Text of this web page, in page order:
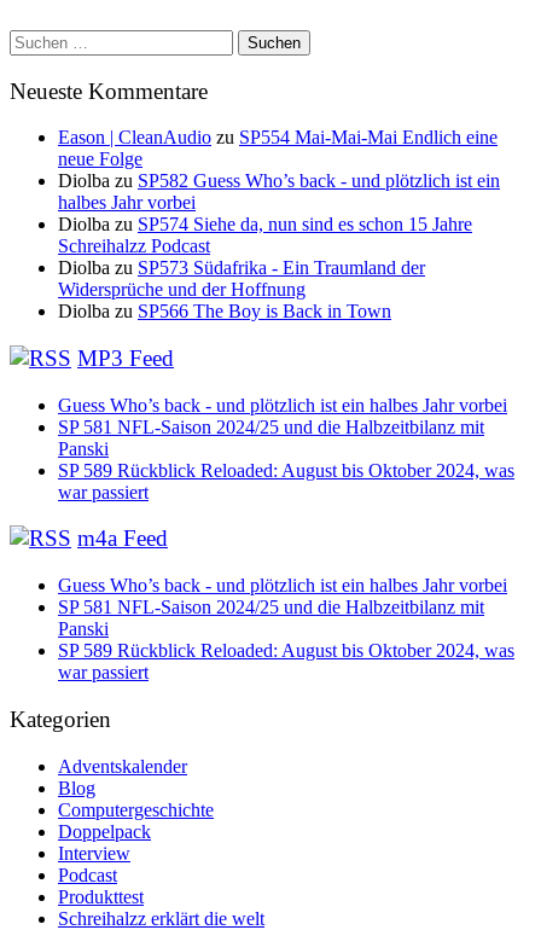
Suchen
nach:
Neueste Kommentare
Eason | CleanAudio zu SP554 Mai-Mai-Mai Endlich eine
neue Folge
Diolba zu SP582 Guess Who’s back - und plötzlich ist ein
halbes Jahr vorbei
Diolba zu SP574 Siehe da, nun sind es schon 15 Jahre
Schreihalzz Podcast
Diolba zu SP573 Südafrika - Ein Traumland der
Widersprüche und der Hoffnung
Diolba zu SP566 The Boy is Back in Town
MP3 Feed
Guess Who’s back - und plötzlich ist ein halbes Jahr vorbei
SP 581 NFL-Saison 2024/25 und die Halbzeitbilanz mit
Panski
SP 589 Rückblick Reloaded: August bis Oktober 2024, was
war passiert
m4a Feed
Guess Who’s back - und plötzlich ist ein halbes Jahr vorbei
SP 581 NFL-Saison 2024/25 und die Halbzeitbilanz mit
Panski
SP 589 Rückblick Reloaded: August bis Oktober 2024, was
war passiert
Kategorien
Adventskalender
Blog
Computergeschichte
Doppelpack
Interview
Podcast
Produkttest
Schreihalzz erklärt die welt